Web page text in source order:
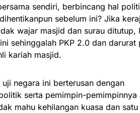
sendiri, berbincang hal
sebelum ini? Jika
wajar masjid dan surau ditutup,
sehinggalah PKP 2.0 dan darurat
kariah masjid.
negara ini berterusan dengan
serta pemimpin-pemimpinnya
mahu kehilangan kuasa dan